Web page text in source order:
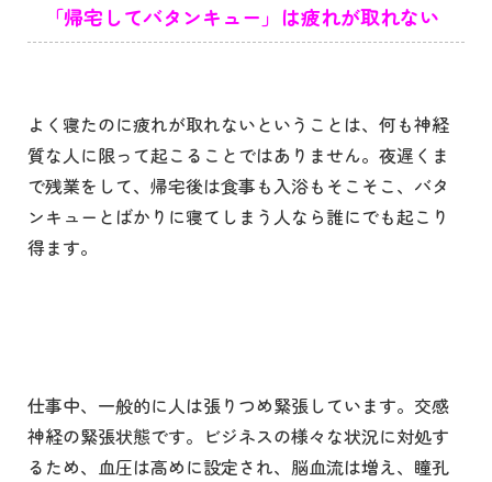
「帰宅してバタンキュー」は疲れが取れない
よく寝たのに疲れが取れないということは、何も神経
質な人に限って起こることではありません。夜遅くま
で残業をして、帰宅後は食事も入浴もそこそこ、バタ
ンキューとばかりに寝てしまう人なら誰にでも起こり
得ます。
仕事中、一般的に人は張りつめ緊張しています。交感
神経の緊張状態です。ビジネスの様々な状況に対処す
るため、血圧は高めに設定され、脳血流は増え、瞳孔